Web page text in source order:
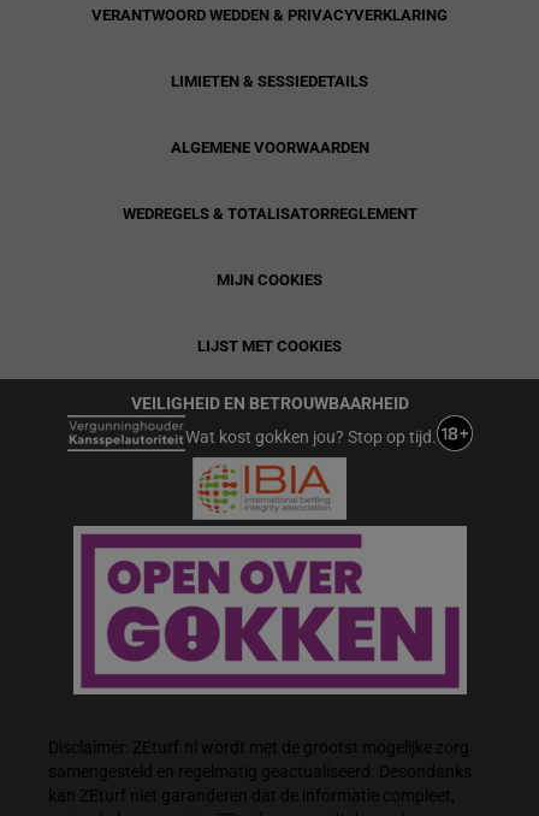
VERANTWOORD WEDDEN & PRIVACYVERKLARING
LIMIETEN & SESSIEDETAILS
ALGEMENE VOORWAARDEN
WEDREGELS & TOTALISATORREGLEMENT
MIJN COOKIES
LIJST MET COOKIES
VEILIGHEID EN BETROUWBAARHEID
Wat kost gokken jou? Stop op tijd.
Disclaimer: ZEturf.nl wordt met de grootst mogelijke zorg
samengesteld en regelmatig geactualiseerd. Desondanks
kan ZEturf niet garanderen dat de informatie compleet,